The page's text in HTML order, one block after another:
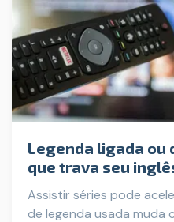
Legenda ligada ou
que trava seu
Assistir séries pode
de legenda usada muda